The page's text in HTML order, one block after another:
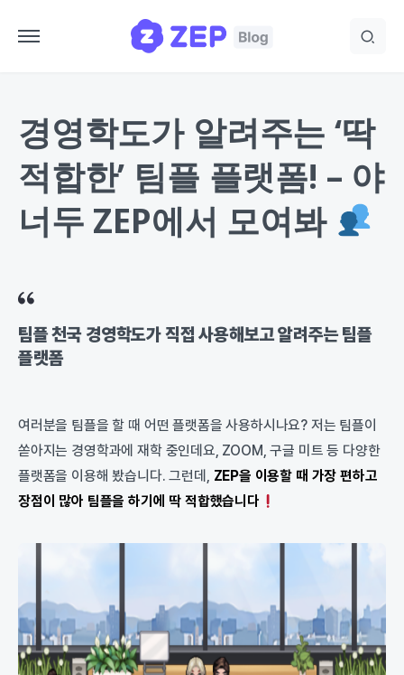
경영학도가 알려주는 ‘딱
적합한’ 팀플 플랫폼! – 야
너두 ZEP에서 모여봐
팀플 천국 경영학도가 직접 사용해보고 알려주는 팀플
플랫폼
여러분을 팀플을 할 때 어떤 플랫폼을 사용하시나요? 저는 팀플이
쏟아지는 경영학과에 재학 중인데요, ZOOM, 구글 미트 등 다양한
플랫폼을 이용해 봤습니다. 그런데, ZEP을 이용할 때 가장 편하고
장점이 많아 팀플을 하기에 딱 적합했습니다